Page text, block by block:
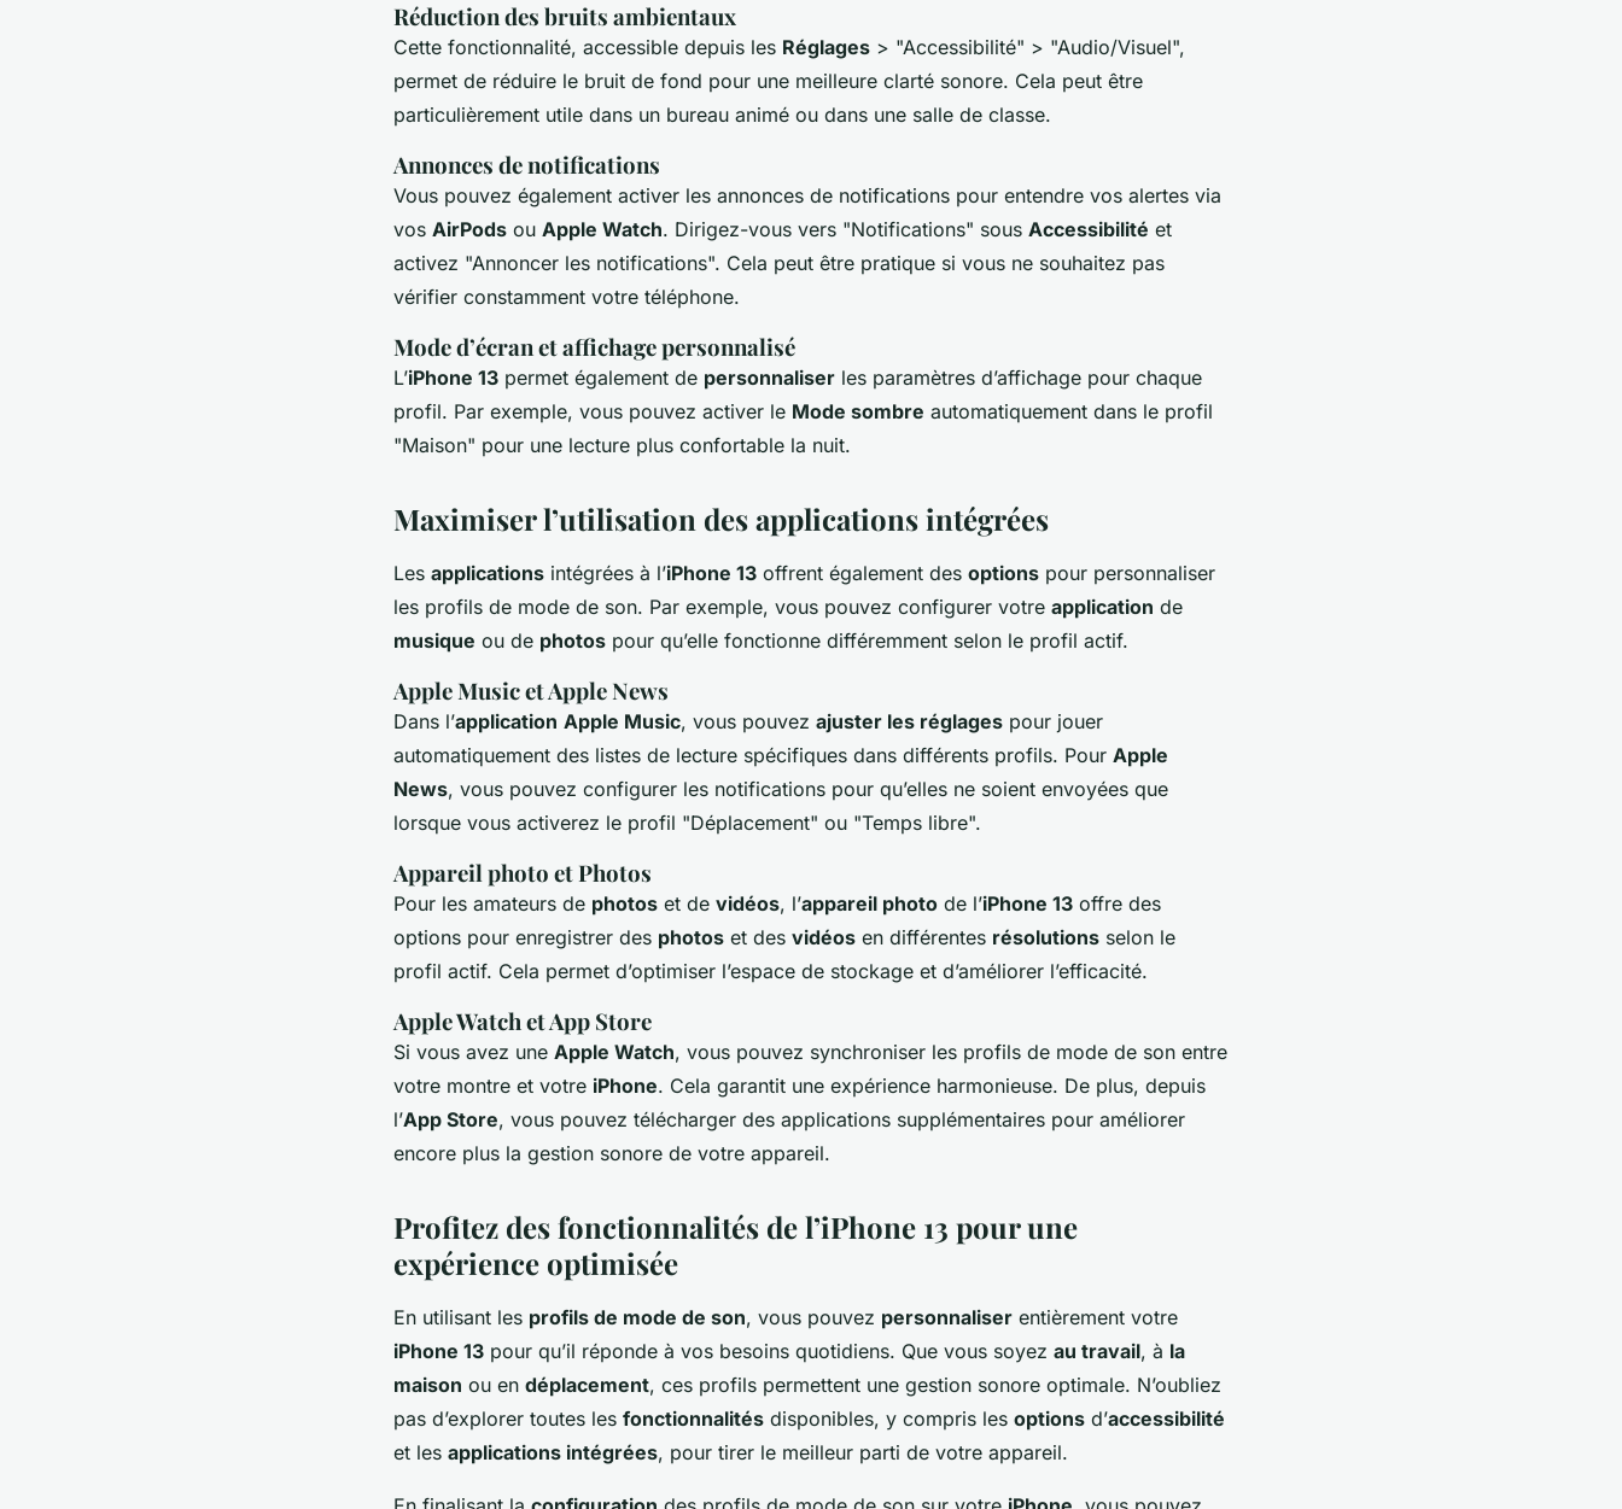
Réduction des bruits ambientaux
Cette fonctionnalité, accessible depuis les Réglages > "Accessibilité" > "Audio/Visuel",
permet de réduire le bruit de fond pour une meilleure clarté sonore. Cela peut être
particulièrement utile dans un bureau animé ou dans une salle de classe.
Annonces de notifications
Vous pouvez également activer les annonces de notifications pour entendre vos alertes via
vos AirPods ou Apple Watch. Dirigez-vous vers "Notifications" sous Accessibilité et
activez "Annoncer les notifications". Cela peut être pratique si vous ne souhaitez pas
vérifier constamment votre téléphone.
Mode d’écran et affichage personnalisé
L’iPhone 13 permet également de personnaliser les paramètres d’affichage pour chaque
profil. Par exemple, vous pouvez activer le Mode sombre automatiquement dans le profil
"Maison" pour une lecture plus confortable la nuit.
Maximiser l’utilisation des applications intégrées
Les applications intégrées à l’iPhone 13 offrent également des options pour personnaliser
les profils de mode de son. Par exemple, vous pouvez configurer votre application de
musique ou de photos pour qu’elle fonctionne différemment selon le profil actif.
Apple Music et Apple News
Dans l’application Apple Music, vous pouvez ajuster les réglages pour jouer
automatiquement des listes de lecture spécifiques dans différents profils. Pour Apple
News, vous pouvez configurer les notifications pour qu’elles ne soient envoyées que
lorsque vous activerez le profil "Déplacement" ou "Temps libre".
Appareil photo et Photos
Pour les amateurs de photos et de vidéos, l’appareil photo de l’iPhone 13 offre des
options pour enregistrer des photos et des vidéos en différentes résolutions selon le
profil actif. Cela permet d’optimiser l’espace de stockage et d’améliorer l’efficacité.
Apple Watch et App Store
Si vous avez une Apple Watch, vous pouvez synchroniser les profils de mode de son entre
votre montre et votre iPhone. Cela garantit une expérience harmonieuse. De plus, depuis
l’App Store, vous pouvez télécharger des applications supplémentaires pour améliorer
encore plus la gestion sonore de votre appareil.
Profitez des fonctionnalités de l’iPhone 13 pour une
expérience optimisée
En utilisant les profils de mode de son, vous pouvez personnaliser entièrement votre
iPhone 13 pour qu’il réponde à vos besoins quotidiens. Que vous soyez au travail, à la
maison ou en déplacement, ces profils permettent une gestion sonore optimale. N’oubliez
pas d’explorer toutes les fonctionnalités disponibles, y compris les options d’accessibilité
et les applications intégrées, pour tirer le meilleur parti de votre appareil.